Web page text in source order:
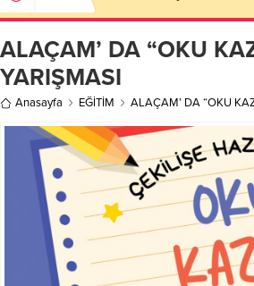
ALAÇAM’ DA “OKU
YARIŞMASI
Anasayfa EĞİTİM ALAÇAM’ DA “OKU